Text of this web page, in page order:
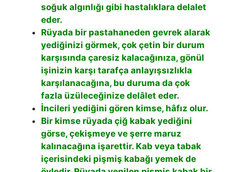
soğuk algınlığı gibi hastalıklara delalet
eder.
Rüyada bir pastahaneden gevrek alarak
yediğinizi görmek, çok çetin bir durum
karşısında çaresiz kalacağınıza, gönül
işinizin karşı tarafça anlayışsızlıkla
karşılanacağına, bu duruma da çok
fazla üzüleceğinize delâlet eder.
İncileri yediğini gören kimse, hâfız olur.
Bir kimse rüyada çiğ kabak yediğini
görse, çekişmeye ve şerre maruz
kalınacağına işarettir. Kab veya tabak
içerisindeki pişmiş kabağı yemek de